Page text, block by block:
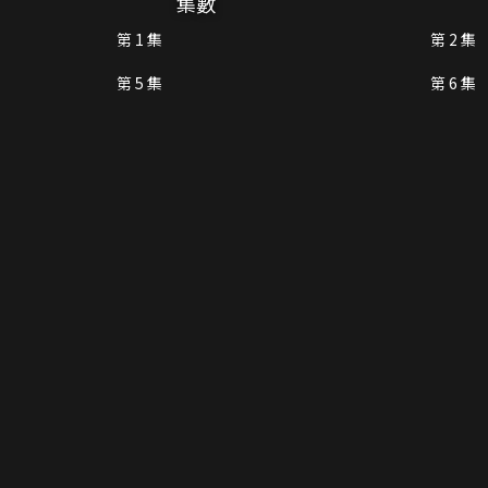
第 1 集 第 2 集
第 5 集
第 6 集